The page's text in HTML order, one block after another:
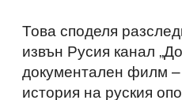
Това споделя
извън Русия канал
документален филм
история на руския